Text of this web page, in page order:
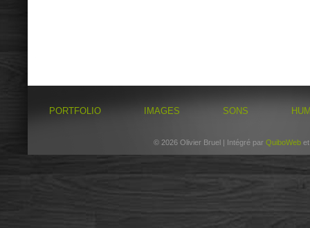
PORTFOLIO IMAGES SONS
© 2026 Olivier Bruel | Intégré par QuiboWeb